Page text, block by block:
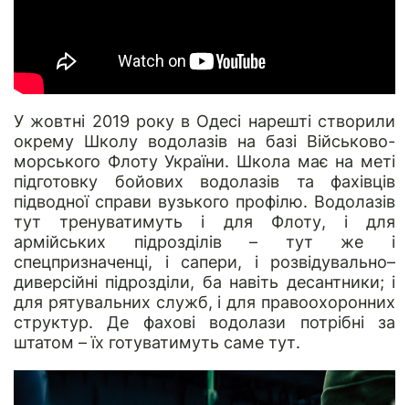
У жовтні 2019 року в Одесі нарешті створили
окрему Школу водолазів на базі Військово-
морського Флоту України. Школа має на меті
підготовку бойових водолазів та фахівців
підводної справи вузького профілю. Водолазів
тут тренуватимуть і для Флоту, і для
армійських підрозділів – тут же і
спецпризначенці, і сапери, і розвідувально–
диверсійні підрозділи, ба навіть десантники; і
для рятувальних служб, і для правоохоронних
структур. Де фахові водолази потрібні за
штатом – їх готуватимуть саме тут.